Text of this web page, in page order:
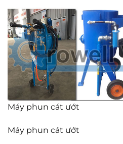
Máy phun cát ướt
Máy phun cát ướt